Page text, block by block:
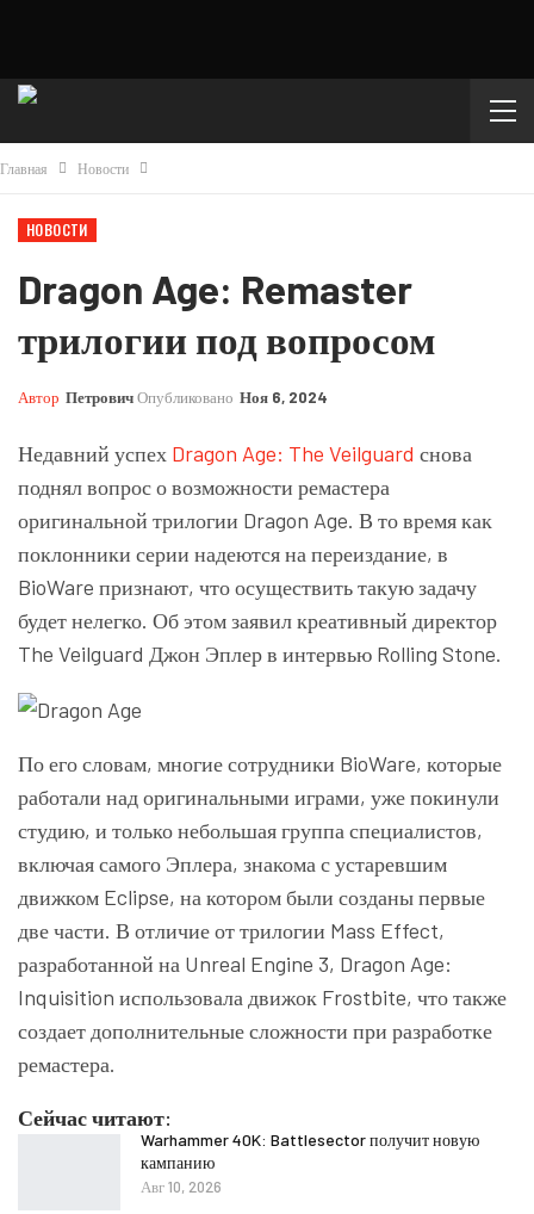
Главная Новости
НОВОСТИ
Dragon Age: Remaster
трилогии под вопросом
Автор ПетровичОпубликовано Ноя 6, 2024
Недавний успех Dragon Age: The Veilguard снова
поднял вопрос о возможности ремастера
оригинальной трилогии Dragon Age. В то время как
поклонники серии надеются на переиздание, в
BioWare признают, что осуществить такую задачу
будет нелегко. Об этом заявил креативный директор
The Veilguard Джон Эплер в интервью Rolling Stone.
По его словам, многие сотрудники BioWare, которые
работали над оригинальными играми, уже покинули
студию, и только небольшая группа специалистов,
включая самого Эплера, знакома с устаревшим
движком Eclipse, на котором были созданы первые
две части. В отличие от трилогии Mass Effect,
разработанной на Unreal Engine 3, Dragon Age:
Inquisition использовала движок Frostbite, что также
создает дополнительные сложности при разработке
ремастера.
Сейчас читают:
Warhammer 40K: Battlesector получит новую
кампанию
Авг 10, 2026